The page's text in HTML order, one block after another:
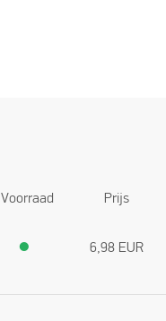
Voorraad Prijs
● 6,98 EUR